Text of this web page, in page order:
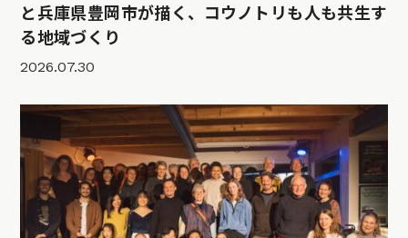
と兵庫県豊岡市が描く、コウノトリも人も共生す
る地域づくり
2026.07.30